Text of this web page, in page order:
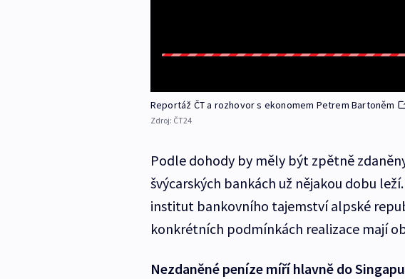
Reportáž ČT a rozhovor s ekonomem Petrem Bartoněm
Zdroj: ČT24
Podle dohody by měly být zpětně
švýcarských bankách už nějakou dobu
institut bankovního tajemství alpské
konkrétních podmínkách realizace mají
Nezdaněné peníze míří hlavně do